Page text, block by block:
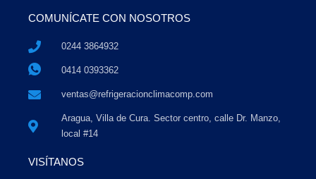
COMUNÍCATE CON NOSOTROS
0244 3864932
0414 0393362
ventas@refrigeracionclimacomp.com
Aragua, Villa de Cura. Sector centro, calle Dr. Manzo,
local #14
VISÍTANOS